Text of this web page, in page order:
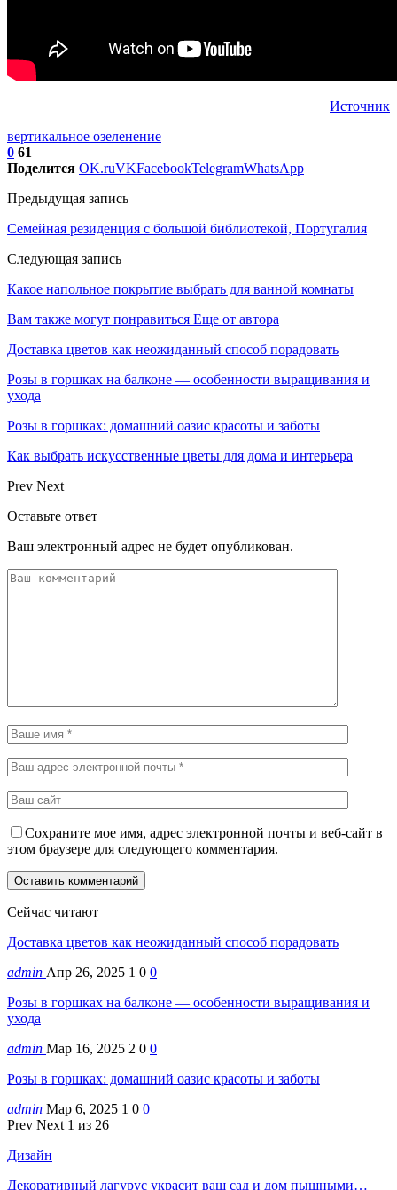
Источник
вертикальное озеленение
0 61
Поделится OK.ruVKFacebookTelegramWhatsApp
Предыдущая запись
Семейная резиденция с большой библиотекой, Португалия
Следующая запись
Какое напольное покрытие выбрать для ванной комнаты
Вам также могут понравиться Еще от автора
Доставка цветов как неожиданный способ порадовать
Розы в горшках на балконе — особенности выращивания и
ухода
Розы в горшках: домашний оазис красоты и заботы
Как выбрать искусственные цветы для дома и интерьера
Prev Next
Оставьте ответ
Ваш электронный адрес не будет опубликован.
Сохраните мое имя, адрес электронной почты и веб-сайт в
этом браузере для следующего комментария.
Сейчас читают
Доставка цветов как неожиданный способ порадовать
admin Апр 26, 2025 1 0 0
Розы в горшках на балконе — особенности выращивания и
ухода
admin Мар 16, 2025 2 0 0
Розы в горшках: домашний оазис красоты и заботы
admin Мар 6, 2025 1 0 0
Prev Next 1 из 26
Дизайн
Декоративный лагурус украсит ваш сад и дом пышными…